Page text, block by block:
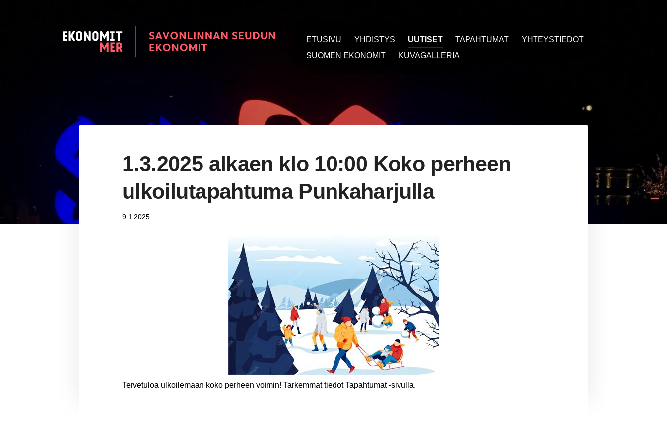
Savonlinnan seudun Ekonomit
ETUSIVU YHDISTYS UUTISET TAPAHTUMAT
YHTEYSTIEDOT
SUOMEN EKONOMIT
KUVAGALLERIA
1.3.2025 alkaen klo 10:00 Koko perheen
ulkoilutapahtuma Punkaharjulla
9.1.2025
Tervetuloa ulkoilemaan koko perheen voimin! Tarkemmat tiedot Tapahtumat -sivulla.